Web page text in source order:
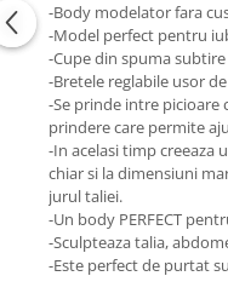
-Body modelator fara
-Model perfect pentru
-Cupe din spuma
-Bretele reglabile usor
-Se prinde intre picioare
prindere care permite
-In acelasi timp creeaza
chiar si la dimensiuni
jurul taliei.
-Un body PERFECT
-Sculpteaza talia,
-Este perfect de purtat